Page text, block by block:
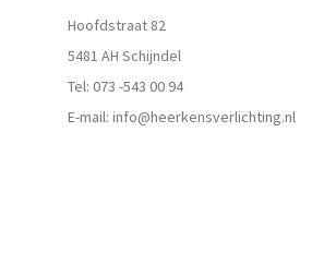
Hoofdstraat 82
5481 AH Schijndel
Tel: 073 -543 00 94
E-mail: info@heerkensverlichting.nl